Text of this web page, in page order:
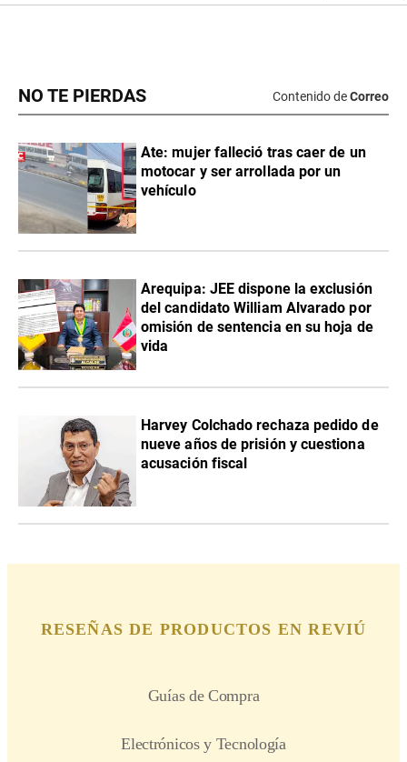
NO TE PIERDAS Contenido deCorreo
Ate: mujer falleció tras caer de un
motocar y ser arrollada por un
vehículo
​Arequipa: JEE dispone la exclusión
del candidato William Alvarado por
omisión de sentencia en su hoja de
vida
Harvey Colchado rechaza pedido de
nueve años de prisión y cuestiona
acusación fiscal